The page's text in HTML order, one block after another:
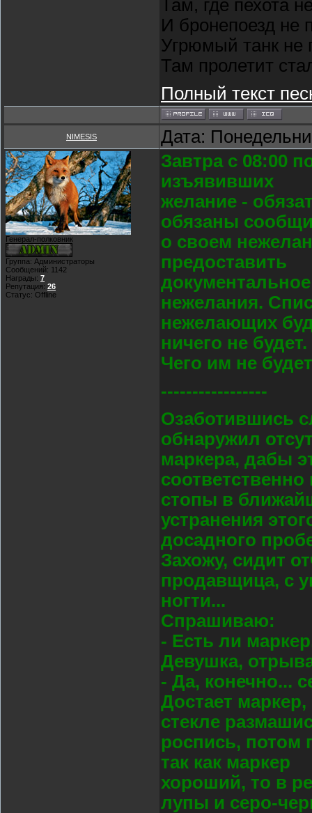
Там, где пехота
И бронепоезд не
Угрюмый танк не
Там пролетит
Полный текст
NIMESIS Дата:
Генерал-полковник
Группа: Администраторы
Сообщений: 1142
Награды: 7
Репутация: 26
Статус: Offline
Завтра с 08:00
изъявивших
желание -
обязаны
о своем
предоставить
нежелания.
нежелающих
ничего не будет.
Чего им не
-----------------
Озаботившись
обнаружил
маркера, дабы
стопы в
устранения
досадного
Захожу, сидит
продавщица, с
ногти...
Спрашиваю:
- Есть ли
Девушка,
- Да, конечно...
Достает
стекле
роспись, потом
так как маркер
хороший, то в
лупы и серо-